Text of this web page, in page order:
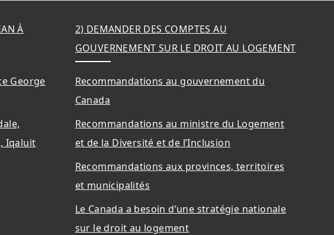
À
George
Iqaluit
2) DEMANDER DES COMPTES AU
GOUVERNEMENT SUR LE DROIT AU LOGEMENT
Recommandations au gouvernement du
Canada
Recommandations au ministre du Logement
et de la Diversité et de l’Inclusion
Recommandations aux provinces, territoires
et municipalités
Le Canada a besoin d’une stratégie nationale
sur le droit au logement